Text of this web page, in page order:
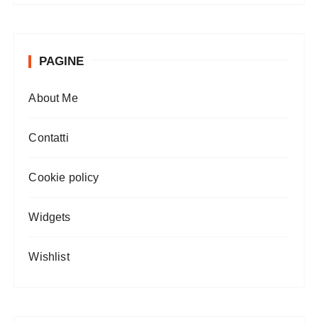
PAGINE
About Me
Contatti
Cookie policy
Widgets
Wishlist